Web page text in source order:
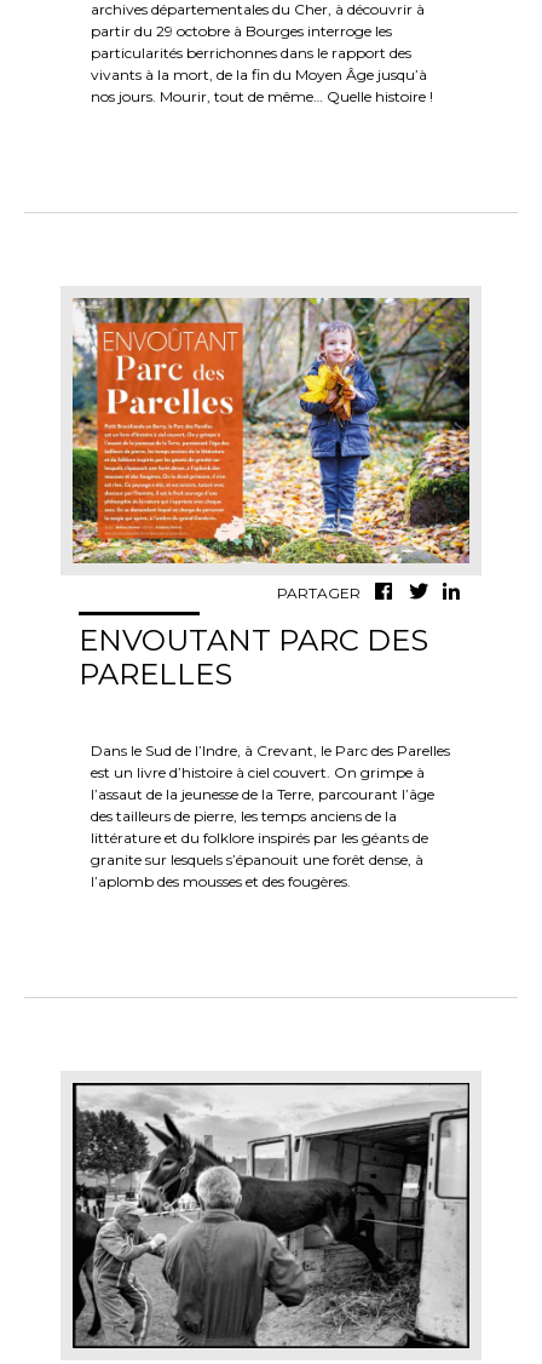
archives départementales du Cher, à découvrir à
partir du 29 octobre à Bourges interroge les
particularités berrichonnes dans le rapport des
vivants à la mort, de la fin du Moyen Âge jusqu’à
nos jours. Mourir, tout de même… Quelle histoire !
ENVOUTANT PARC DES
PARELLES
PARTAGER
Dans le Sud de l’Indre, à Crevant, le Parc des Parelles
est un livre d’histoire à ciel couvert. On grimpe à
l’assaut de la jeunesse de la Terre, parcourant l’âge
des tailleurs de pierre, les temps anciens de la
littérature et du folklore inspirés par les géants de
granite sur lesquels s’épanouit une forêt dense, à
l’aplomb des mousses et des fougères.